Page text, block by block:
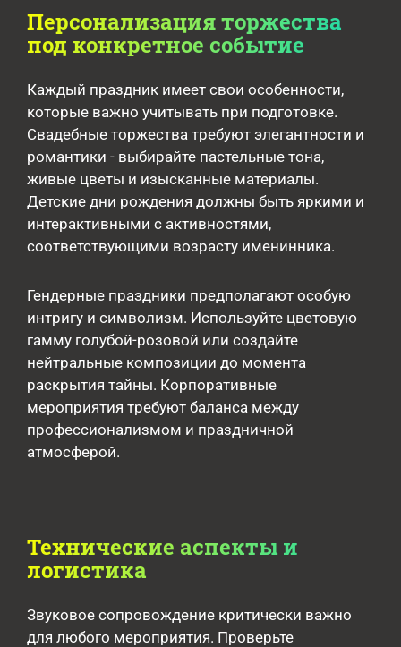
Персонализация торжества
под конкретное событие
Каждый праздник имеет свои особенности,
которые важно учитывать при подготовке.
Свадебные торжества требуют элегантности и
романтики - выбирайте пастельные тона,
живые цветы и изысканные материалы.
Детские дни рождения должны быть яркими и
интерактивными с активностями,
соответствующими возрасту именинника.
Гендерные праздники предполагают особую
интригу и символизм. Используйте цветовую
гамму голубой-розовой или создайте
нейтральные композиции до момента
раскрытия тайны. Корпоративные
мероприятия требуют баланса между
профессионализмом и праздничной
атмосферой.
Технические аспекты и
логистика
Звуковое сопровождение критически важно
для любого мероприятия. Проверьте